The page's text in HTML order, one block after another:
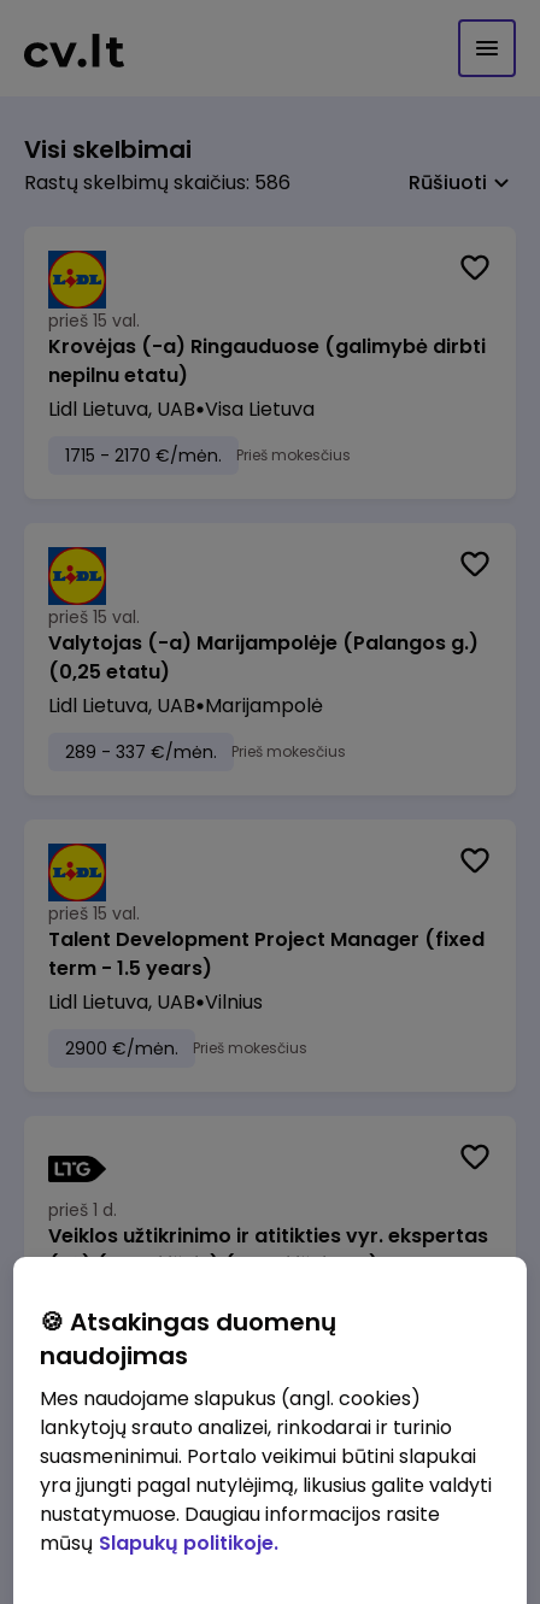
Visi skelbimai
Rastų skelbimų skaičius: 586 Rūšiuoti
prieš 15 val.
Krovėjas (-a) Ringauduose (galimybė dirbti
nepilnu etatu)
Lidl Lietuva, UAB Visa Lietuva
1715 - 2170 €/mėn. Prieš mokesčius
prieš 15 val.
Valytojas (-a) Marijampolėje (Palangos g.)
(0,25 etatu)
Lidl Lietuva, UAB Marijampolė
289 - 337 €/mėn. Prieš mokesčius
prieš 15 val.
Talent Development Project Manager (fixed
term - 1.5 years)
Lidl Lietuva, UAB Vilnius
2900 €/mėn. Prieš mokesčius
prieš 1 d.
Veiklos užtikrinimo ir atitikties vyr. ekspertas
(-ė) (Radviliškis) (Radviliškis, LT)
2610 - 3910 €/mėn.
prieš 1 d.
Veiklos užtikrinimo ir atitikties vyr. ekspertas
(-ė) (Kaunas) (Kaunas, LT)
🍪 Atsakingas duomenų
naudojimas
Mes naudojame slapukus (angl. cookies)
lankytojų srauto analizei, rinkodarai ir turinio
suasmeninimui. Portalo veikimui būtini slapukai
yra įjungti pagal nutylėjimą, likusius galite valdyti
nustatymuose. Daugiau informacijos rasite
mūsų Slapukų politikoje.